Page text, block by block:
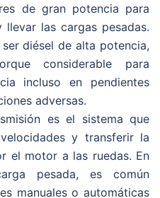
de gran potencia para
las cargas pesadas.
diésel de alta potencia,
considerable para
incluso en pendientes
adversas.
es el sistema que
y transferir la
el motor a las ruedas. En
pesada, es común
manuales o automáticas